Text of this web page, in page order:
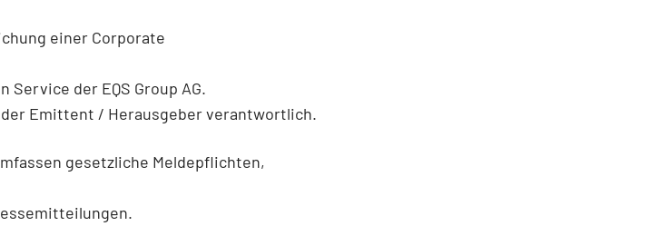
einer Corporate
Service der EQS Group AG.
Emittent / Herausgeber verantwortlich.
gesetzliche Meldepflichten,